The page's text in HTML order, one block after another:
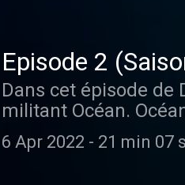
en se régalant de
(Paris). Gros Bao,
https://
pour plus
Episode 2
Dans cet épisode de
militant Océan.
Océane Rose Marie
violents”. Il a depuis
6 Apr 2022 - 21 min 07